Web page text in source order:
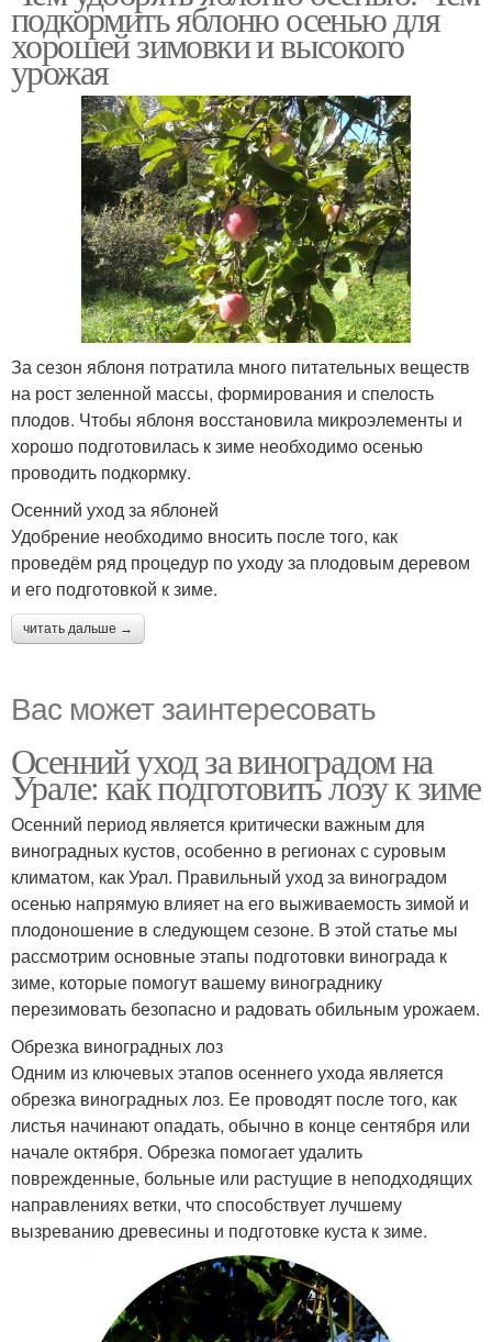
подкормить яблоню осенью для
хорошей зимовки и высокого
урожая
За сезон яблоня потратила много питательных веществ
на рост зеленной массы, формирования и спелость
плодов. Чтобы яблоня восстановила микроэлементы и
хорошо подготовилась к зиме необходимо осенью
проводить подкормку.
Осенний уход за яблоней
Удобрение необходимо вносить после того, как
проведём ряд процедур по уходу за плодовым деревом
и его подготовкой к зиме.
читать дальше →
Вас может заинтересовать
Осенний уход за виноградом на
Урале: как подготовить лозу к зиме
Осенний период является критически важным для
виноградных кустов, особенно в регионах с суровым
климатом, как Урал. Правильный уход за виноградом
осенью напрямую влияет на его выживаемость зимой и
плодоношение в следующем сезоне. В этой статье мы
рассмотрим основные этапы подготовки винограда к
зиме, которые помогут вашему винограднику
перезимовать безопасно и радовать обильным урожаем.
Обрезка виноградных лоз
Одним из ключевых этапов осеннего ухода является
обрезка виноградных лоз. Ее проводят после того, как
листья начинают опадать, обычно в конце сентября или
начале октября. Обрезка помогает удалить
поврежденные, больные или растущие в неподходящих
направлениях ветки, что способствует лучшему
вызреванию древесины и подготовке куста к зиме.